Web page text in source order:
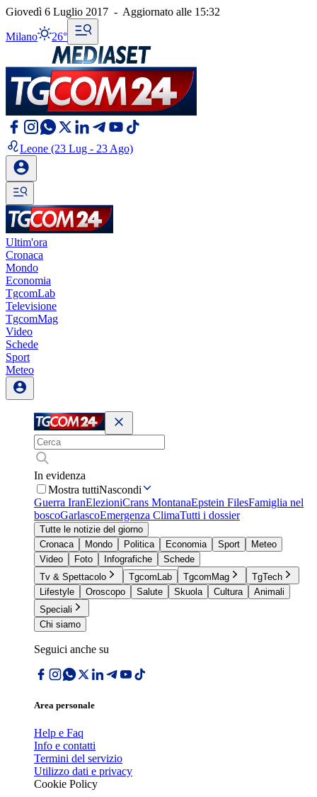
Giovedì 6 Luglio 2017 - Aggiornato alle 15:32
Milano 26°
Leone (23 Lug - 23 Ago)
Ultim'ora
Cronaca
Mondo
Economia
TgcomLab
Televisione
TgcomMag
Video
Schede
Sport
Meteo
In evidenza
Mostra tuttiNascondi
Guerra IranElezioniCrans MontanaEpstein FilesFamiglia nel
boscoGarlascoEmergenza ClimaTutti i dossier
Tutte le notizie del giorno
Cronaca
Mondo Politica Economia Sport
Meteo
Video
Foto Infografiche
Schede
Tv & Spettacolo
TgcomLab TgcomMag
TgTech
Lifestyle
Oroscopo Salute Skuola Cultura
Animali
Speciali
Chi siamo
Seguici anche su
Area personale
Help e Faq
Info e contatti
Termini del servizio
Utilizzo dati e privacy
Cookie Policy